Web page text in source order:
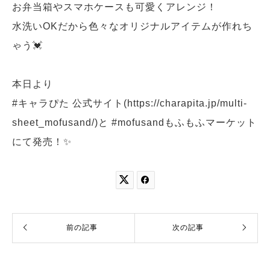
お弁当箱やスマホケースも可愛くアレンジ！
水洗いOKだから色々なオリジナルアイテムが作れち
ゃう💓
本日より
#キャラぴた 公式サイト(https://charapita.jp/multi-
sheet_mofusand/)と #mofusandもふもふマーケット
にて発売！✨
 
前の記事 次の記事